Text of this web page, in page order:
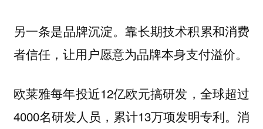
另一条是品牌沉淀。靠长期技术积累和消费
者信任，让用户愿意为品牌本身支付溢价。
欧莱雅每年投近12亿欧元搞研发，全球超过
4000名研发人员，累计13万项发明专利。消